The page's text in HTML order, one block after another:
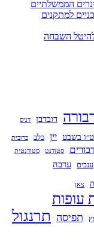
השבחה
דובדבן דניס
יין כלב כרובית
סטודנט סטודנטית
ערבה
תרנגול